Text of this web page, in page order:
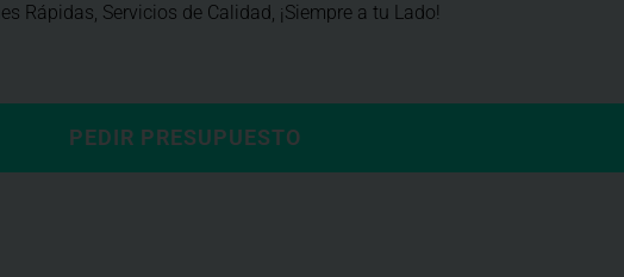
Rápidas, Servicios de Calidad, ¡Siempre a tu Lado!
PEDIR PRESUPUESTO